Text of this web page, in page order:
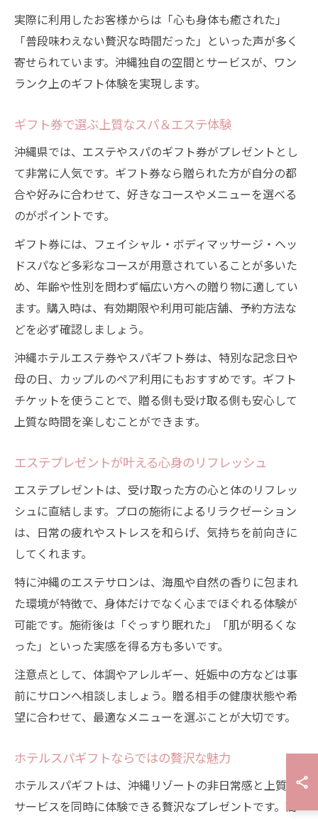
実際に利用したお客様からは「心も身体も癒された」
「普段味わえない贅沢な時間だった」といった声が多く
寄せられています。沖縄独自の空間とサービスが、ワン
ランク上のギフト体験を実現します。
ギフト券で選ぶ上質なスパ＆エステ体験
沖縄県では、エステやスパのギフト券がプレゼントとし
て非常に人気です。ギフト券なら贈られた方が自分の都
合や好みに合わせて、好きなコースやメニューを選べる
のがポイントです。
ギフト券には、フェイシャル・ボディマッサージ・ヘッ
ドスパなど多彩なコースが用意されていることが多いた
め、年齢や性別を問わず幅広い方への贈り物に適してい
ます。購入時は、有効期限や利用可能店舗、予約方法な
どを必ず確認しましょう。
沖縄ホテルエステ券やスパギフト券は、特別な記念日や
母の日、カップルのペア利用にもおすすめです。ギフト
チケットを使うことで、贈る側も受け取る側も安心して
上質な時間を楽しむことができます。
エステプレゼントが叶える心身のリフレッシュ
エステプレゼントは、受け取った方の心と体のリフレッ
シュに直結します。プロの施術によるリラクゼーション
は、日常の疲れやストレスを和らげ、気持ちを前向きに
してくれます。
特に沖縄のエステサロンは、海風や自然の香りに包まれ
た環境が特徴で、身体だけでなく心までほぐれる体験が
可能です。施術後は「ぐっすり眠れた」「肌が明るくな
った」といった実感を得る方も多いです。
注意点として、体調やアレルギー、妊娠中の方などは事
前にサロンへ相談しましょう。贈る相手の健康状態や希
望に合わせて、最適なメニューを選ぶことが大切です。
ホテルスパギフトならではの贅沢な魅力
ホテルスパギフトは、沖縄リゾートの非日常感と上質な
サービスを同時に体験できる贅沢なプレゼントです。高